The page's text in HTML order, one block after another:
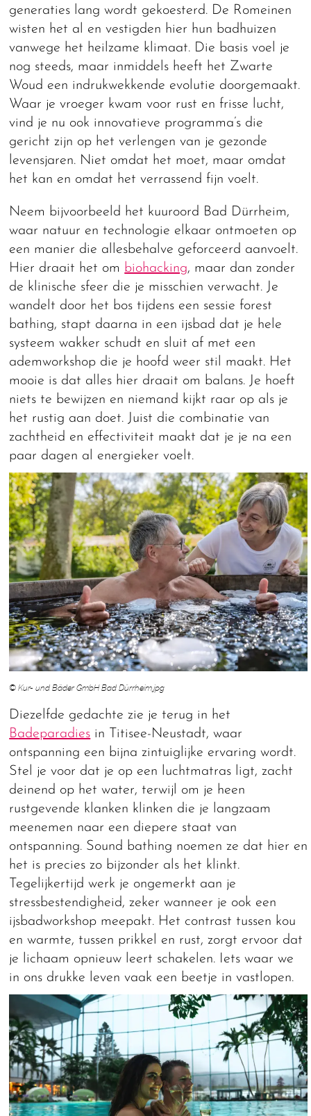
generaties lang wordt gekoesterd. De Romeinen
wisten het al en vestigden hier hun badhuizen
vanwege het heilzame klimaat. Die basis voel je
nog steeds, maar inmiddels heeft het Zwarte
Woud een indrukwekkende evolutie doorgemaakt.
Waar je vroeger kwam voor rust en frisse lucht,
vind je nu ook innovatieve programma’s die
gericht zijn op het verlengen van je gezonde
levensjaren. Niet omdat het moet, maar omdat
het kan en omdat het verrassend fijn voelt.
Neem bijvoorbeeld het kuuroord Bad Dürrheim,
waar natuur en technologie elkaar ontmoeten op
een manier die allesbehalve geforceerd aanvoelt.
Hier draait het om biohacking, maar dan zonder
de klinische sfeer die je misschien verwacht. Je
wandelt door het bos tijdens een sessie forest
bathing, stapt daarna in een ijsbad dat je hele
systeem wakker schudt en sluit af met een
ademworkshop die je hoofd weer stil maakt. Het
mooie is dat alles hier draait om balans. Je hoeft
niets te bewijzen en niemand kijkt raar op als je
het rustig aan doet. Juist die combinatie van
zachtheid en effectiviteit maakt dat je je na een
paar dagen al energieker voelt.
© Kur- und Bäder GmbH Bad Dürrheim.jpg
Diezelfde gedachte zie je terug in het
Badeparadies in Titisee-Neustadt, waar
ontspanning een bijna zintuiglijke ervaring wordt.
Stel je voor dat je op een luchtmatras ligt, zacht
deinend op het water, terwijl om je heen
rustgevende klanken klinken die je langzaam
meenemen naar een diepere staat van
ontspanning. Sound bathing noemen ze dat hier en
het is precies zo bijzonder als het klinkt.
Tegelijkertijd werk je ongemerkt aan je
stressbestendigheid, zeker wanneer je ook een
ijsbadworkshop meepakt. Het contrast tussen kou
en warmte, tussen prikkel en rust, zorgt ervoor dat
je lichaam opnieuw leert schakelen. Iets waar we
in ons drukke leven vaak een beetje in vastlopen.